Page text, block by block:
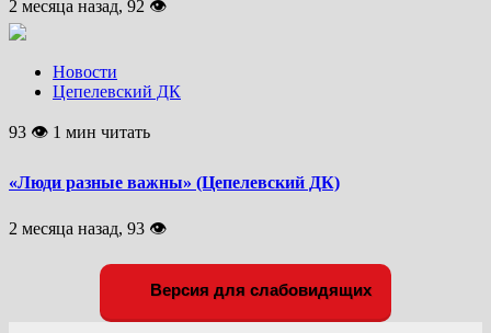
2 месяца назад, 92 👁
Новости
Цепелевский ДК
93 👁 1 мин читать
«Люди разные важны» (Цепелевский ДК)
2 месяца назад, 93 👁
Версия для слабовидящих